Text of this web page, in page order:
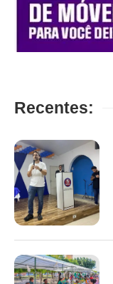
Recentes: